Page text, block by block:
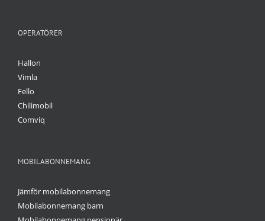
OPERATÖRER
Hallon
Vimla
Fello
Chilimobil
Comviq
MOBILABONNEMANG
Jämför mobilabonnemang
Mobilabonnemang barn